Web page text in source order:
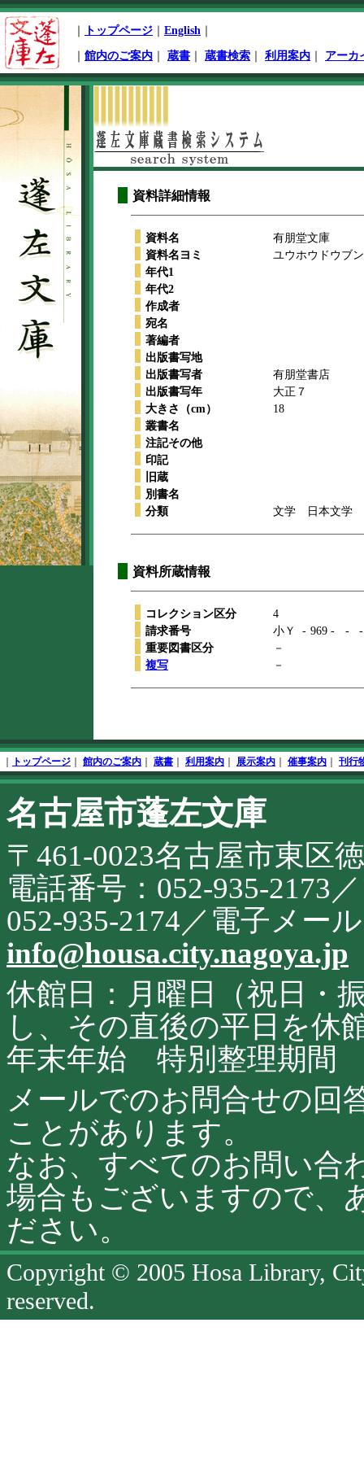
ペ
ー
ジ
先
頭
トップページ English
館内のご案内 蔵書 蔵書検索 利用案内 アーカ
開
始
資料詳細情報
資料名
有朋堂文庫
資料名ヨミ
ユウホウドウブ
年代1
年代2
作成者
宛名
著編者
出版書写地
出版書写者
有朋堂書店
出版書写年
大正７
大きさ（cm）
18
叢書名
注記その他
印記
旧蔵
別書名
分類
文学 日本文学
資料所蔵情報
コレクション区分
4
請求番号
小Ｙ - 969 - -
-
重要図書区分
－
複写
－
文
終
了
フ
ッ
タ
始
トップページ 館内のご案内 蔵書 利用案内 展示案内 催事案内 刊行
こ
の
サ
イ
ト
に
関
す
る
お
問
合
せ
名古屋市蓬左文庫
〒461-0023名古屋市東区
電話番号：052-935-2173
052-935-2174／電子メー
info@housa.city.nagoya.jp
休館日：月曜日（祝日・
し、その直後の平日を休
年末年始 特別整理期間
メールでのお問合せの回
ことがあります。
なお、すべてのお問い合
場合もございますので、
ださい。
Copyright © 2005 Hosa Library,
reserved.